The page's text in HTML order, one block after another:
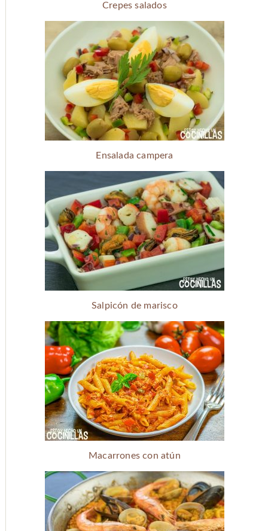
Crepes salados
Ensalada campera
Salpicón de marisco
Macarrones con atún